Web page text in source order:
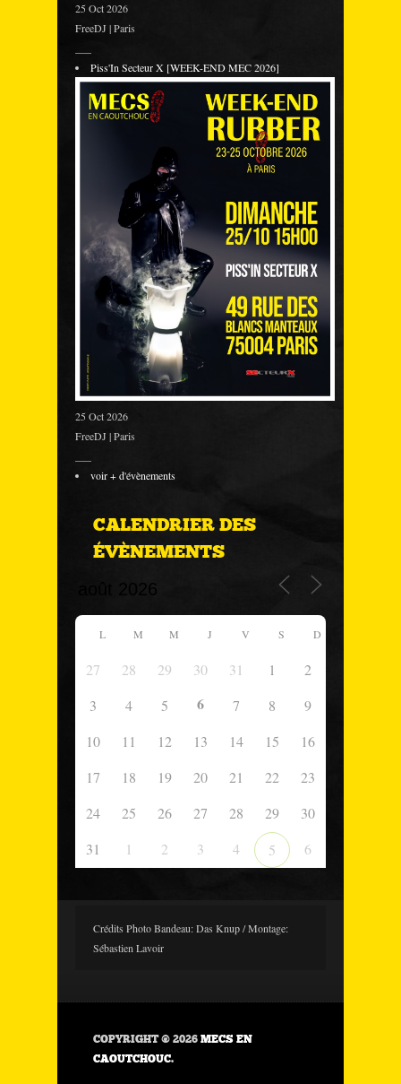
25 Oct 2026
FreeDJ | Paris
Piss'In Secteur X [WEEK-END MEC 2026]
25 Oct 2026
FreeDJ | Paris
voir + d'évènements
CALENDRIER DES
ÉVÈNEMENTS
L M M J V S D
27 28 29 30 31 1
2
3
4 5 6 7 8
9
10
11 12 13 14 15
16
17
18 19 20 21 22
23
24
25 26 27 28 29
30
31
1 2 3 4 5 6
Crédits Photo Bandeau: Das Knup / Montage:
Sébastien Lavoir
COPYRIGHT © 2026 MECS EN
CAOUTCHOUC.